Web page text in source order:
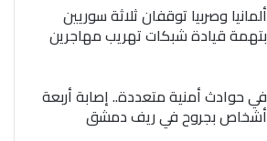
ألمانيا وصربيا توقفان ثلاثة سوريين
بتهمة قيادة شبكات تهريب مهاجرين
في حوادث أمنية متعددة.. إصابة أربعة
أشخاص بجروح في ريف دمشق